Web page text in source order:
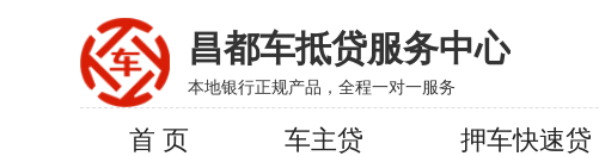
昌都车抵贷服务中心
本地银行正规产品，全程一对一服务
首 页 车主贷 押车快速贷